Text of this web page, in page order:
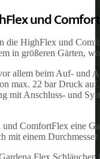
und
die HighFlex und
in größeren Gärten,
allem beim Auf- und
max. 22 bar Druck
mit Anschluss- und
ComfortFlex eine
mit einem
Flex